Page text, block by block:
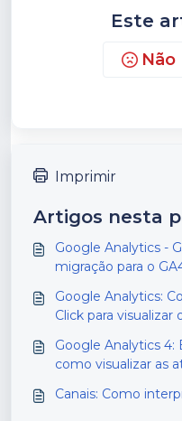
Este
Não
Imprimir
Artigos nesta
Google Analytics -
migração para o
Google Analytics:
Click para visualizar
Google Analytics
como visualizar as
Canais: Como